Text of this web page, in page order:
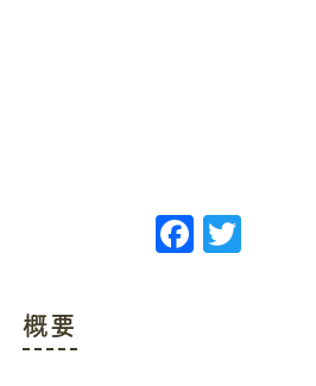
F
a
T
概要